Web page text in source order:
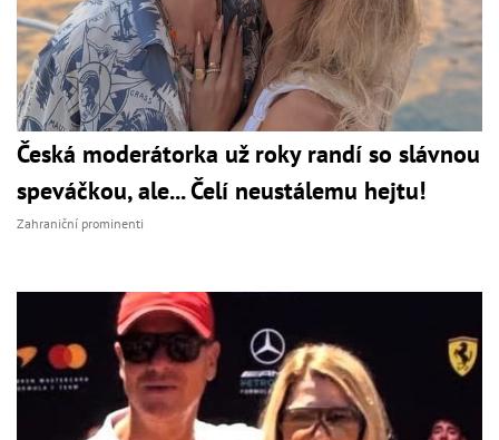
Česká moderátorka už roky randí so slávnou
speváčkou, ale... Čelí neustálemu hejtu!
Zahraniční prominenti